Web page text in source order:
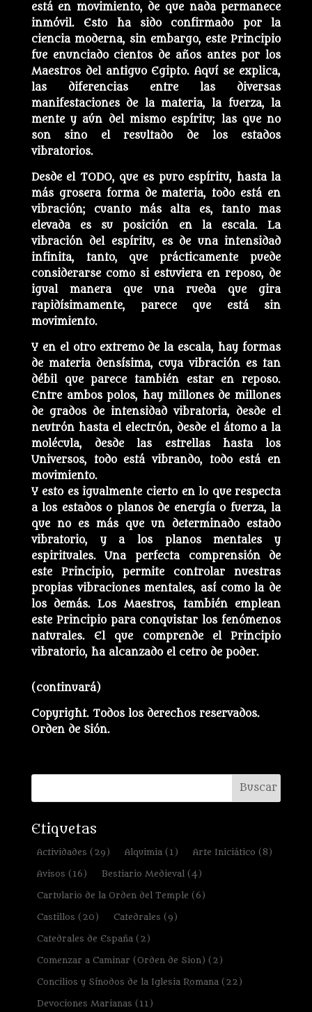
está en movimiento, de que nada permanece
inmóvil. Esto ha sido confirmado por la
ciencia moderna, sin embargo, este Principio
fue enunciado cientos de años antes por los
Maestros del antiguo Egipto. Aquí se explica,
las diferencias entre las diversas
manifestaciones de la materia, la fuerza, la
mente y aún del mismo espíritu; las que no
son sino el resultado de los estados
vibratorios.
Desde el TODO, que es puro espíritu, hasta la
más grosera forma de materia, todo está en
vibración; cuanto más alta es, tanto mas
elevada es su posición en la escala. La
vibración del espíritu, es de una intensidad
infinita, tanto, que prácticamente puede
considerarse como si estuviera en reposo, de
igual manera que una rueda que gira
rapidísimamente, parece que está sin
movimiento.
Y en el otro extremo de la escala, hay formas
de materia densísima, cuya vibración es tan
débil que parece también estar en reposo.
Entre ambos polos, hay millones de millones
de grados de intensidad vibratoria, desde el
neutrón hasta el electrón, desde el átomo a la
molécula, desde las estrellas hasta los
Universos, todo está vibrando, todo está en
movimiento.
Y esto es igualmente cierto en lo que respecta
a los estados o planos de energía o fuerza, la
que no es más que un determinado estado
vibratorio, y a los planos mentales y
espirituales. Una perfecta comprensión de
este Principio, permite controlar nuestras
propias vibraciones mentales, así como la de
los demás. Los Maestros, también emplean
este Principio para conquistar los fenómenos
naturales. El que comprende el Principio
vibratorio, ha alcanzado el cetro de poder.
(continuará)
Copyright. Todos los derechos reservados.
Orden de Sión.
Etiquetas
Actividades (29) Alquimia (1) Arte Iniciático (8)
Avisos (16) Bestiario Medieval (4)
Cartulario de la Orden del Temple (6)
Castillos (20) Catedrales (9)
Catedrales de España (2)
Comenzar a Caminar (Orden de Sion) (2)
Concilios y Sínodos de la Iglesia Romana (22)
Devociones Marianas (11)